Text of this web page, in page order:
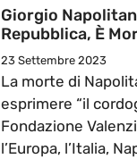
Giorgio
Repubblica, È
23 Settembre 2023
La morte di
esprimere “il
Fondazione
l’Europa, l’Italia,